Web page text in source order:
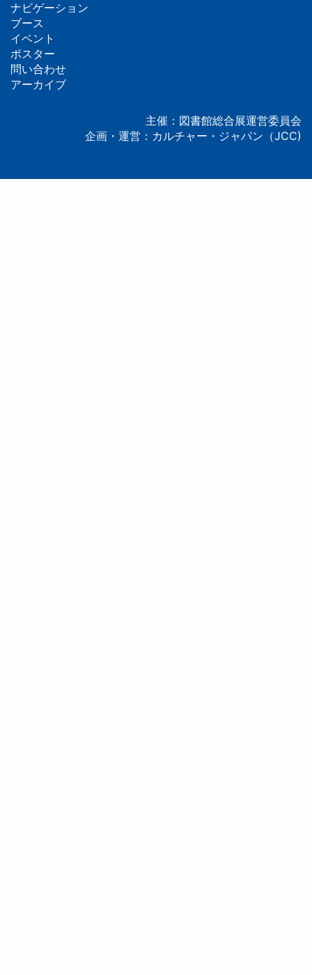
フ
ッ
タ
ナビゲーション
ブース
イベント
ポスター
問い合わせ
アーカイブ
主催：図書館総合展運営委員会
企画・運営：カルチャー・ジャパン（JCC)